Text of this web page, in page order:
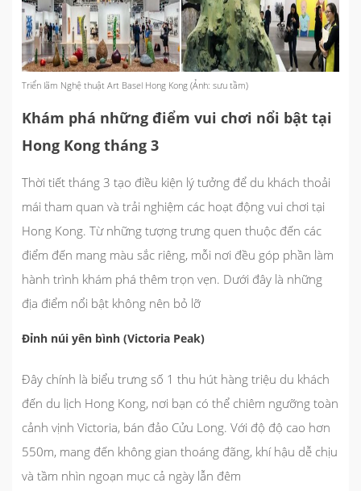
Triển lãm Nghệ thuật Art Basel Hong Kong (Ảnh: sưu tầm)
Khám phá những điểm vui chơi nổi bật tại
Hong Kong tháng 3
Thời tiết tháng 3 tạo điều kiện lý tưởng để du khách thoải
mái tham quan và trải nghiệm các hoạt động vui chơi tại
Hong Kong. Từ những tượng trưng quen thuộc đến các
điểm đến mang màu sắc riêng, mỗi nơi đều góp phần làm
hành trình khám phá thêm trọn vẹn. Dưới đây là những
địa điểm nổi bật không nên bỏ lỡ
Đỉnh núi yên bình (Victoria Peak)
Đây chính là biểu trưng số 1 thu hút hàng triệu du khách
đến du lịch Hong Kong, nơi bạn có thể chiêm ngưỡng toàn
cảnh vịnh Victoria, bán đảo Cửu Long. Với độ độ cao hơn
550m, mang đến không gian thoáng đãng, khí hậu dễ chịu
và tầm nhìn ngoạn mục cả ngày lẫn đêm